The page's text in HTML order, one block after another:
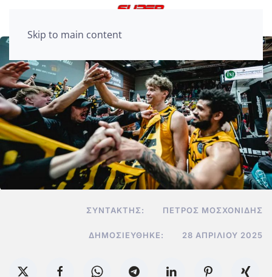
Skip to main content
ΣΥΝΤΆΚΤΗΣ: ΠΈΤΡΟΣ ΜΟΣΧΟΝΊΔΗΣ
ΔΗΜΟΣΙΕΎΘΗΚΕ: 28 ΑΠΡΙΛΊΟΥ 2025